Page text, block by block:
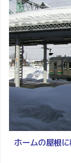
ホームの屋根